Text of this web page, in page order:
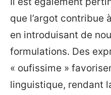
que l’argot contribue
en introduisant de
formulations. Des
« oufissime »
linguistique, rendant